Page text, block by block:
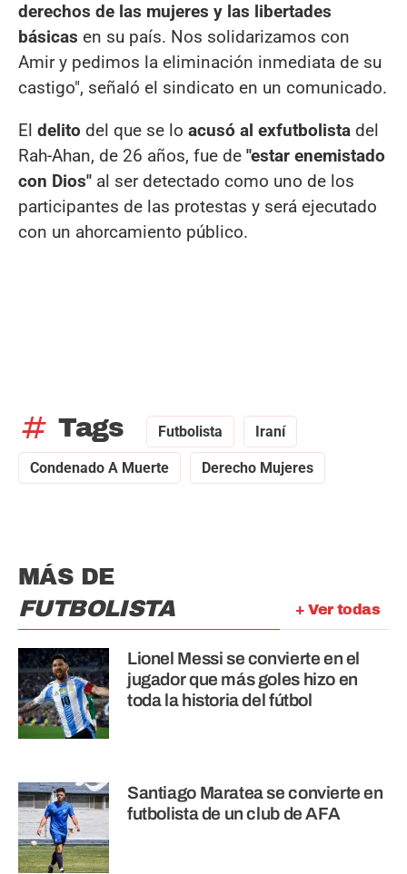
derechos de las mujeres y las libertades
básicas en su país. Nos solidarizamos con
Amir y pedimos la eliminación inmediata de su
castigo", señaló el sindicato en un comunicado.
El delito del que se lo acusó al exfutbolista del
Rah-Ahan, de 26 años, fue de "estar enemistado
con Dios" al ser detectado como uno de los
participantes de las protestas y será ejecutado
con un ahorcamiento público.
tag Tags Futbolista Iraní
Condenado A Muerte Derecho Mujeres
+ Ver todas
MÁS DE
FUTBOLISTA
Lionel Messi se convierte en el
jugador que más goles hizo en
toda la historia del fútbol
Santiago Maratea se convierte en
futbolista de un club de AFA